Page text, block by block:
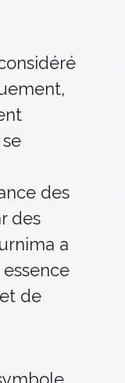
des
des
a
de